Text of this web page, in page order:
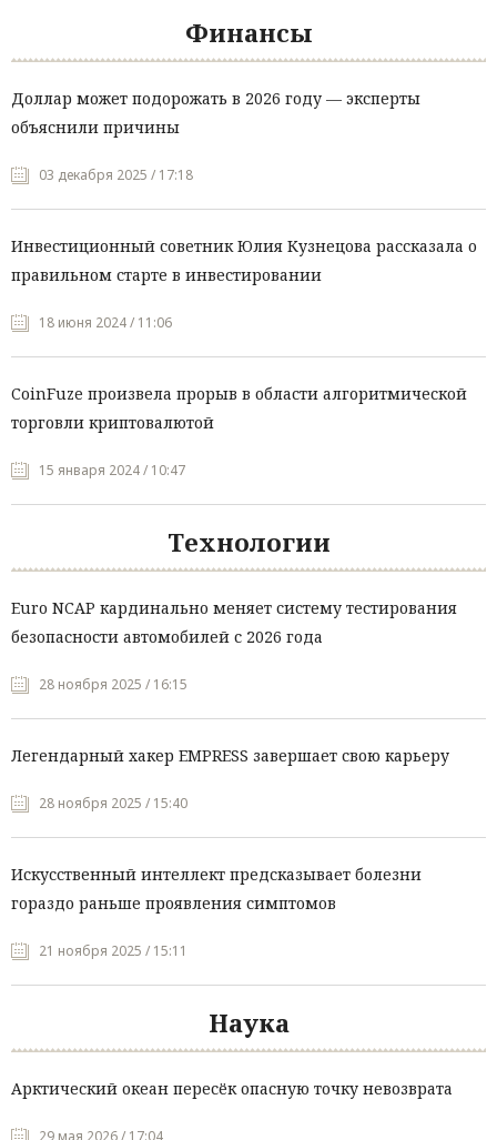
Финансы
Доллар может подорожать в 2026 году — эксперты
объяснили причины
03 декабря 2025 / 17:18
Инвестиционный советник Юлия Кузнецова рассказала о
правильном старте в инвестировании
18 июня 2024 / 11:06
CoinFuze произвела прорыв в области алгоритмической
торговли криптовалютой
15 января 2024 / 10:47
Технологии
Euro NCAP кардинально меняет систему тестирования
безопасности автомобилей с 2026 года
28 ноября 2025 / 16:15
Легендарный хакер EMPRESS завершает свою карьеру
28 ноября 2025 / 15:40
Искусственный интеллект предсказывает болезни
гораздо раньше проявления симптомов
21 ноября 2025 / 15:11
Наука
Арктический океан пересёк опасную точку невозврата